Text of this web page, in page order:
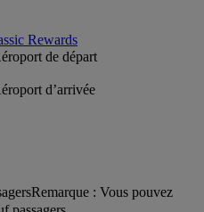
Rewards
de départ
d’arrivée
Remarque : Vous pouvez